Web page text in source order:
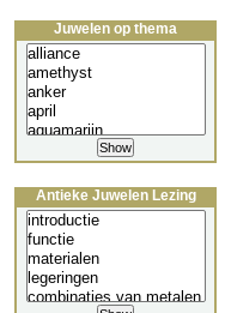
Juwelen op thema
Antieke Juwelen Lezing